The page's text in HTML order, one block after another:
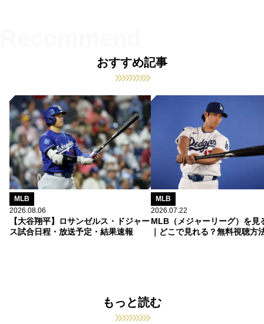
おすすめ記事
MLB
2026.08.06
【大谷翔平】ロサンゼルス・ドジャー
ス試合日程・放送予定・結果速報
MLB
2026.07.22
MLB（メジャーリーグ）を見
｜どこで見れる？無料視聴方
もっと読む